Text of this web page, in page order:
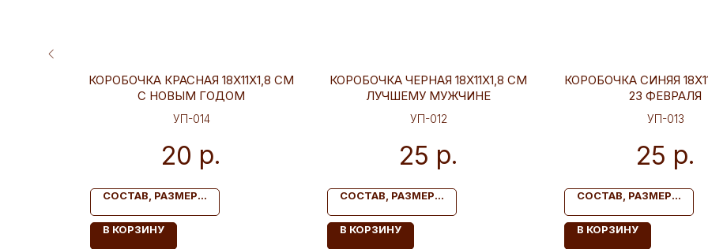
КОРОБОЧКА КРАСНАЯ 18Х11Х1,8 СМ
С НОВЫМ ГОДОМ
УП-014
20 р.
СОСТАВ, РАЗМЕР...
В КОРЗИНУ
КОРОБОЧКА ЧЕРНАЯ 18Х11Х1,8 СМ
ЛУЧШЕМУ МУЖЧИНЕ
УП-012
25 р.
СОСТАВ, РАЗМЕР...
В КОРЗИНУ
КОРОБОЧКА СИНЯЯ
23 ФЕВРАЛЯ
УП-013
25 р.
СОСТАВ, РАЗМЕР...
В КОРЗИНУ